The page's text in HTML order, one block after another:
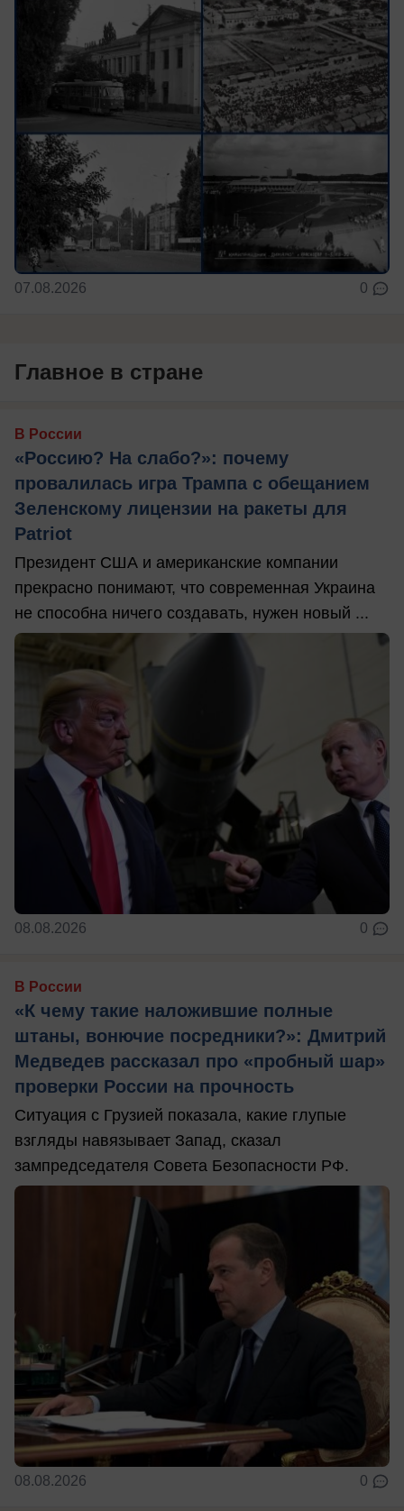
07.08.2026 0
Главное в стране
В России
«Россию? На слабо?»: почему
провалилась игра Трампа с обещанием
Зеленскому лицензии на ракеты для
Patriot
Президент США и американские компании
прекрасно понимают, что современная Украина
не способна ничего создавать, нужен новый ...
08.08.2026 0
В России
«К чему такие наложившие полные
штаны, вонючие посредники?»: Дмитрий
Медведев рассказал про «пробный шар»
проверки России на прочность
Ситуация с Грузией показала, какие глупые
взгляды навязывает Запад, сказал
зампредседателя Совета Безопасности РФ.
08.08.2026 0